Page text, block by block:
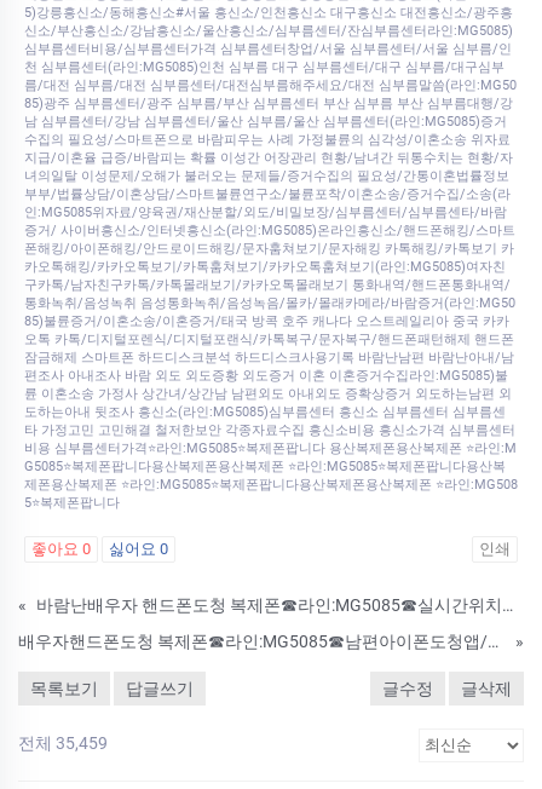
5)강릉흥신소/동해흥신소#서울 흥신소/인천흥신소 대구흥신소 대전흥신소/광주흥
신소/부산흥신소/강남흥신소/울산흥신소/심부름센터/잔심부름센터라인:MG5085)
심부름센터비용/심부름센터가격 심부름센터창업/서울 심부름센터/서울 심부름/인
천 심부름센터(라인:MG5085)인천 심부름 대구 심부름센터/대구 심부름/대구심부
름/대전 심부름/대전 심부름센터/대전심부름해주세요/대전 심부름말씀(라인:MG50
85)광주 심부름센터/광주 심부름/부산 심부름센터 부산 심부름 부산 심부름대행/강
남 심부름센터/강남 심부름센터/울산 심부름/울산 심부름센터(라인:MG5085)증거
수집의 필요성/스마트폰으로 바람피우는 사례 가정불륜의 심각성/이혼소송 위자료
지급/이혼율 급증/바람피는 확률 이성간 어장관리 현황/남녀간 뒤통수치는 현황/자
녀의일탈 이성문제/오해가 불러오는 문제들/증거수집의 필요성/간통이혼법률정보
부부/법률상담/이혼상담/스마트불륜연구소/불륜포착/이혼소송/증거수집/소송(라
인:MG5085위자료/양육권/재산분할/외도/비밀보장/심부름센터/심부름센타/바람
증거/ 사이버흥신소/인터넷흥신소(라인:MG5085)온라인흥신소/핸드폰해킹/스마트
폰해킹/아이폰해킹/안드로이드해킹/문자훔쳐보기/문자해킹 카톡해킹/카톡보기 카
카오톡해킹/카카오톡보기/카톡훔쳐보기/카카오톡훔쳐보기(라인:MG5085)여자친
구카톡/남자친구카톡/카톡몰래보기/카카오톡몰래보기 통화내역/핸드폰통화내역/
통화녹취/음성녹취 음성통화녹취/음성녹음/몰카/몰래카메라/바람증거(라인:MG50
85)불륜증거/이혼소송/이혼증거/태국 방콕 호주 캐나다 오스트레일리아 중국 카카
오톡 카톡/디지털포렌식/디지털포랜식/카톡복구/문자복구/핸드폰패턴해제 핸드폰
잠금해제 스마트폰 하드디스크분석 하드디스크사용기록 바람난남편 바람난아내/남
편조사 아내조사 바람 외도 외도증황 외도증거 이혼 이혼증거수집라인:MG5085)불
륜 이혼소송 가정사 상간녀/상간남 남편외도 아내외도 증확상증거 외도하는남편 외
도하는아내 뒷조사 흥신소(라인:MG5085)심부름센터 흥신소 심부름센터 심부름센
타 가정고민 고민해결 철저한보안 각종자료수집 흥신소비용 흥신소가격 심부름센터
비용 심부름센터가격⭐라인:MG5085⭐복제폰팝니다 용산복제폰용산복제폰 ⭐라인:M
G5085⭐복제폰팝니다용산복제폰용산복제폰 ⭐라인:MG5085⭐복제폰팝니다용산복
제폰용산복제폰 ⭐라인:MG5085⭐복제폰팝니다용산복제폰용산복제폰 ⭐라인:MG508
5⭐복제폰팝니다
좋아요 0 싫어요 0 인쇄
«
바람난배우자 핸드폰도청 복제폰☎라인:MG5085☎실시간위치추적/통화내역확인/카카오톡해킹/불륜증거수집/사이버흥신소
배우자핸드폰도청 복제폰☎라인:MG5085☎남편아이폰도청앱/아내휴대폰도청/나의아저씨도청앱/온라인흥신소
»
목록보기 답글쓰기 글수정 글삭제
전체 35,459